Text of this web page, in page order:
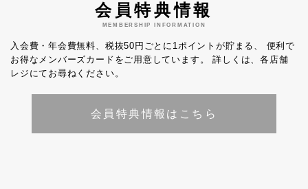
会員特典情報
MEMBERSHIP INFORMATION
入会費・年会費無料、税抜50円ごとに1ポイントが貯まる、
便利で
お得なメンバーズカードをご用意しています。
詳しくは、各店舗
レジにてお尋ねください。
会員特典情報はこちら